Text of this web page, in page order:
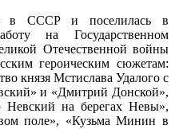
в СССР и поселилась в
на Государственном
Отечественной войны
героическим сюжетам:
князя Мстислава Удалого с
и «Дмитрий Донской»,
Невский на берегах Невы»,
поле», «Кузьма Минин в